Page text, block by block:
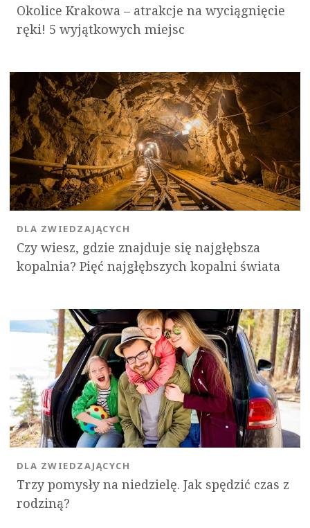
Okolice Krakowa – atrakcje na wyciągnięcie
ręki! 5 wyjątkowych miejsc
Czy wiesz, gdzie znajduje się najgłębsza
kopalnia? Pięć najgłębszych kopalni świata
DLA ZWIEDZAJĄCYCH
Trzy pomysły na niedzielę. Jak spędzić czas z
rodziną?
DLA ZWIEDZAJĄCYCH